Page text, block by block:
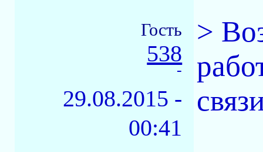
Гость
538
-
29.08.2015 -
00:41
>